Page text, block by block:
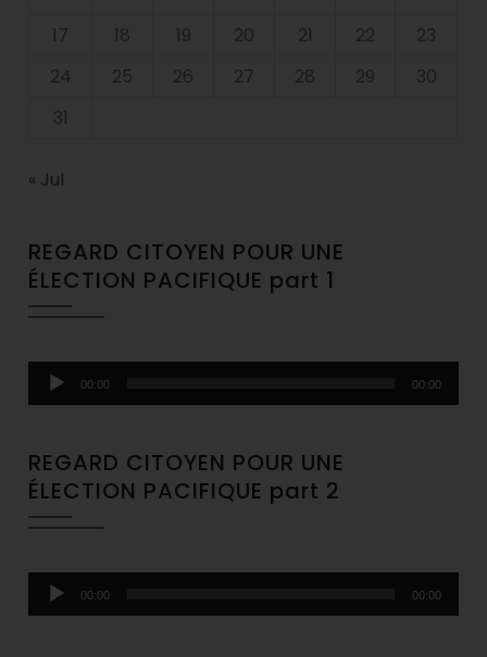
17
18 19 20 21 22
23
24
25 26 27 28 29
30
31
« Jul
REGARD CITOYEN POUR UNE
ÉLECTION PACIFIQUE part 1
Audio
Player
00:00 00:00
REGARD CITOYEN POUR UNE
ÉLECTION PACIFIQUE part 2
Audio
Player
00:00 00:00